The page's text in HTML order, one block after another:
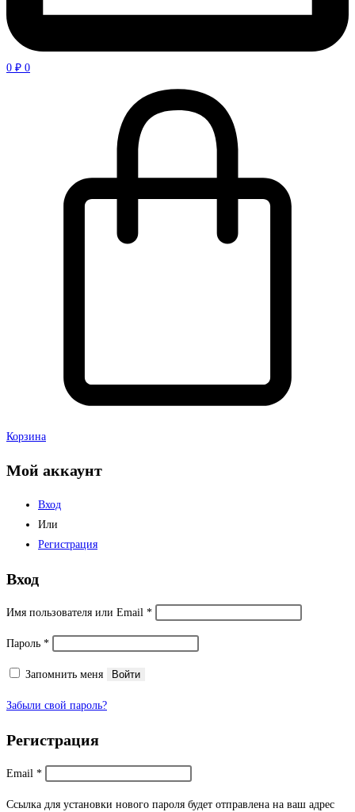
0 ₽ 0
Корзина
Мой аккаунт
Вход
Или
Регистрация
Вход
Имя пользователя или Email *Обязательно
Пароль *Обязательно
Запомнить меня Войти
Забыли свой пароль?
Регистрация
Email *Обязательно
Ссылка для установки нового пароля будет отправлена ​​на ваш адрес